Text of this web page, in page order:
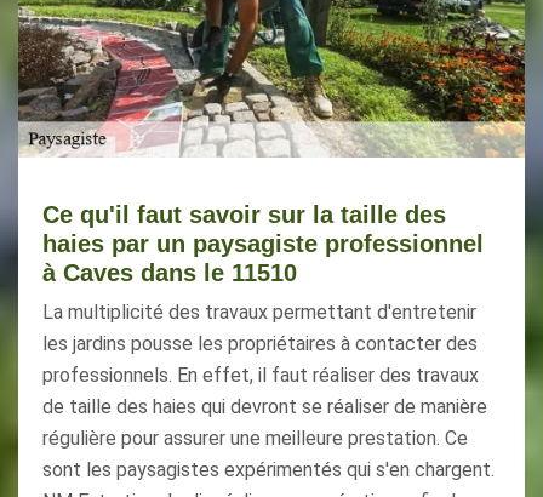
Ce qu'il faut savoir sur la taille des
haies par un paysagiste professionnel
à Caves dans le 11510
La multiplicité des travaux permettant d'entretenir
les jardins pousse les propriétaires à contacter des
professionnels. En effet, il faut réaliser des travaux
de taille des haies qui devront se réaliser de manière
régulière pour assurer une meilleure prestation. Ce
sont les paysagistes expérimentés qui s'en chargent.